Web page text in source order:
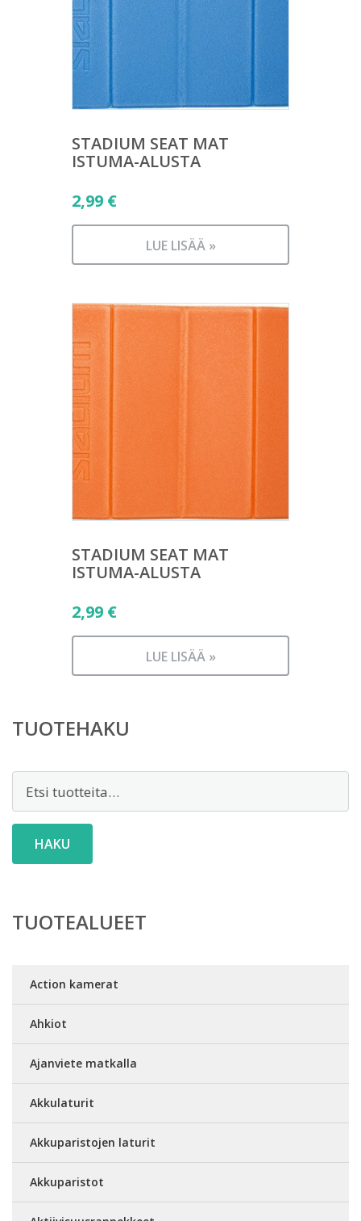
STADIUM SEAT MAT
ISTUMA-ALUSTA
2,99 €
LUE LISÄÄ »
STADIUM SEAT MAT
ISTUMA-ALUSTA
2,99 €
LUE LISÄÄ »
TUOTEHAKU
HAKU
TUOTEALUEET
Action kamerat
Ahkiot
Ajanviete matkalla
Akkulaturit
Akkuparistojen laturit
Akkuparistot